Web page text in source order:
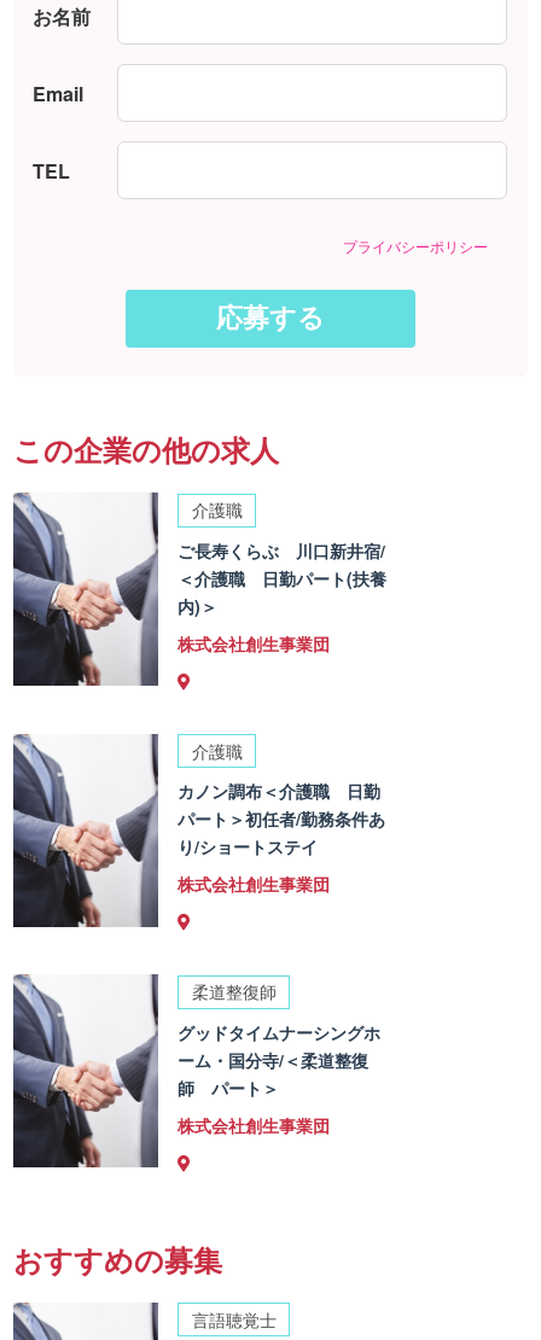
お名前
Email
TEL
プライバシーポリシー
この企業の他の求人
介護職
ご長寿くらぶ 川口新井宿/
＜介護職 日勤パート(扶養
内)＞
株式会社創生事業団
介護職
カノン調布＜介護職 日勤
パート＞初任者/勤務条件あ
り/ショートステイ
株式会社創生事業団
柔道整復師
グッドタイムナーシングホ
ーム・国分寺/＜柔道整復
師 パート＞
株式会社創生事業団
おすすめの募集
言語聴覚士